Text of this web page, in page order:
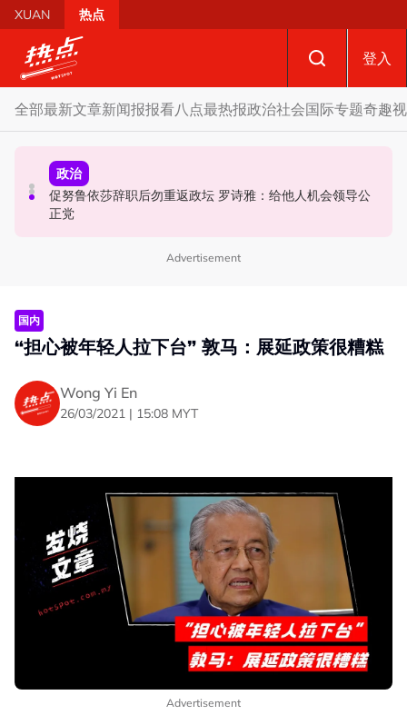
Skip to main content
XUAN 热点
登入
全部最新文章新闻报报看八点最热报政治社会国际专题奇趣
政治
炮轰哈迪不了解章程 阿兹敏：国盟无“自动退盟”规定
政治
促努鲁依莎辞职后勿重返政坛 罗诗雅：给他人机会领导公
正党
国际
泰校园枪击案酿8师生亡 枪手疑遭长期遭霸凌成导火索
Advertisement
国内
“担心被年轻人拉下台” 敦马：展延政策很糟糕
Wong Yi En
26/03/2021 | 15:08 MYT
Advertisement